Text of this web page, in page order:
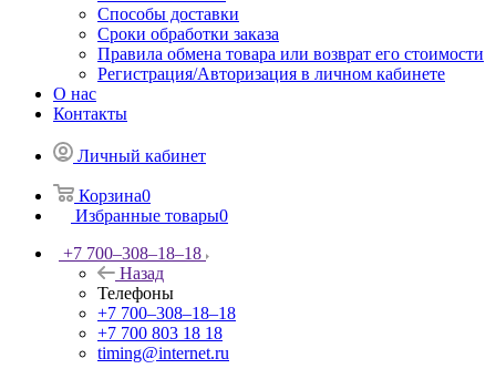
Способы доставки
Сроки обработки заказа
Правила обмена товара или возврат его стоимости
Регистрация/Авторизация в личном кабинете
О нас
Контакты
Личный кабинет
Корзина0
Избранные товары0
+7 700‒308‒18‒18
Назад
Телефоны
+7 700‒308‒18‒18
+7 700 803 18 18
timing@internet.ru